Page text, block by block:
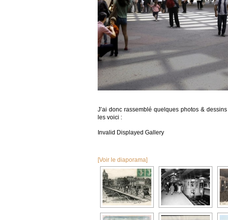
J’ai donc rassemblé quelques photos &
les voici :
Invalid Displayed Gallery
[Voir le diaporama]